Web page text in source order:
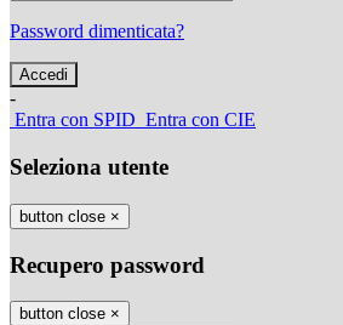
Password dimenticata?
-
Entra con SPID Entra con CIE
Seleziona utente
button close ×
Recupero password
button close ×